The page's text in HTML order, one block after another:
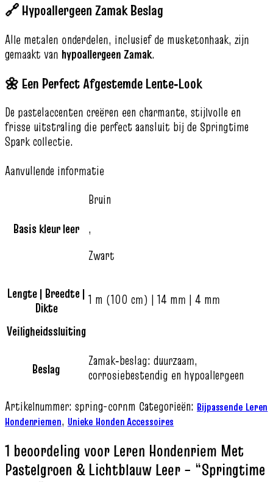
🔗 Hypoallergeen Zamak Beslag
Alle metalen onderdelen, inclusief de musketonhaak, zijn
gemaakt van hypoallergeen Zamak.
🌼 Een Perfect Afgestemde Lente‑Look
De pastelaccenten creëren een charmante, stijlvolle en
frisse uitstraling die perfect aansluit bij de Springtime
Spark collectie.
Aanvullende informatie
Basis kleur leer
Bruin
,
Zwart
Lengte | Breedte |
Dikte
1 m (100 cm) | 14 mm | 4 mm
Veiligheidssluiting
Beslag
Zamak‑beslag: duurzaam,
corrosiebestendig en hypoallergeen
Artikelnummer: spring-cornm Categorieën: Bijpassende Leren
Hondenriemen, Unieke Honden Accessoires
1 beoordeling voorLeren Hondenriem Met
Pastelgroen & Lichtblauw Leer – “Springtime